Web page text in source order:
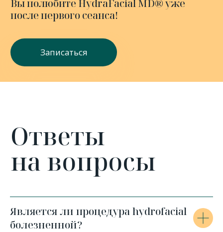
Является ли процедура hydrofacial
болезненной?